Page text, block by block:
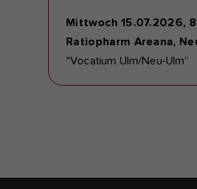
Mittwoch 15.07.2026,
Ratiopharm Areana,
“Vocatium Ulm/Neu-Ulm”